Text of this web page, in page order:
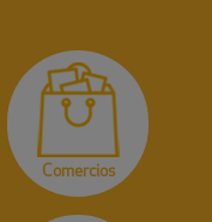
Comercios